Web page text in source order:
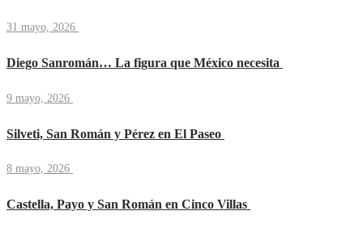
31 mayo, 2026
Diego Sanromán… La figura que México necesita
9 mayo, 2026
Silveti, San Román y Pérez en El Paseo
8 mayo, 2026
Castella, Payo y San Román en Cinco Villas